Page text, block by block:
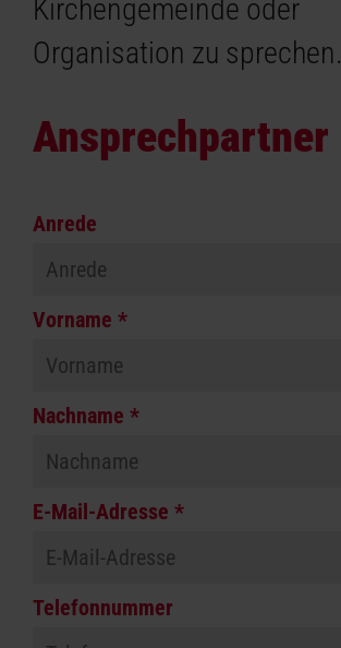
Kirchengemeinde oder
Organisation zu sprechen.
Ansprechpartner
Anrede
Vorname *
Nachname *
E-Mail-Adresse *
Telefonnummer